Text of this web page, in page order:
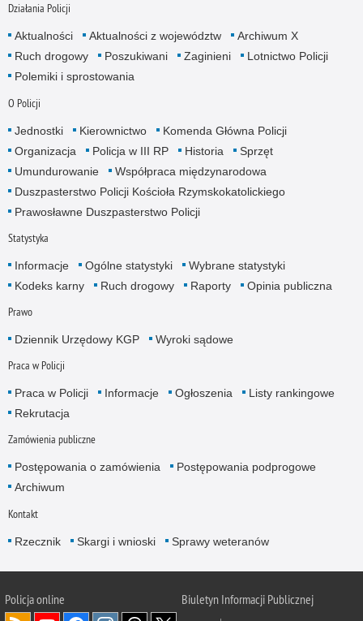
Działania Policji
Aktualności Aktualności z województw
Archiwum X
Ruch drogowy
Poszukiwani Zaginieni
Lotnictwo Policji
Polemiki i sprostowania
O Policji
Jednostki Kierownictwo
Komenda Główna Policji
Organizacja
Policja w III RP Historia
Sprzęt
Umundurowanie
Współpraca międzynarodowa
Duszpasterstwo Policji Kościoła Rzymskokatolickiego
Prawosławne Duszpasterstwo Policji
Statystyka
Informacje Ogólne statystyki
Wybrane statystyki
Kodeks karny
Ruch drogowy Raporty Opinia publiczna
Prawo
Dziennik Urzędowy KGP Wyroki sądowe
Praca w Policji
Praca w Policji Informacje Ogłoszenia
Listy rankingowe
Rekrutacja
Zamówienia publiczne
Postępowania o zamówienia
Postępowania podprogowe
Archiwum
Kontakt
Rzecznik Skargi i wnioski Sprawy weteranów
Policjaonline
Biuletyn Informacji Publicznej